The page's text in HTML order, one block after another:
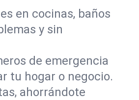
en cocinas, baños
y sin
de emergencia
tu hogar o negocio.
ahorrándote